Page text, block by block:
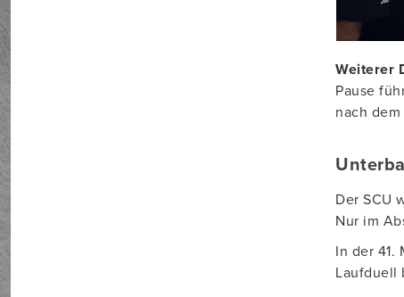
Weiterer
Pause
nach
Der SCU
Nur im
In der 41.
Laufduell